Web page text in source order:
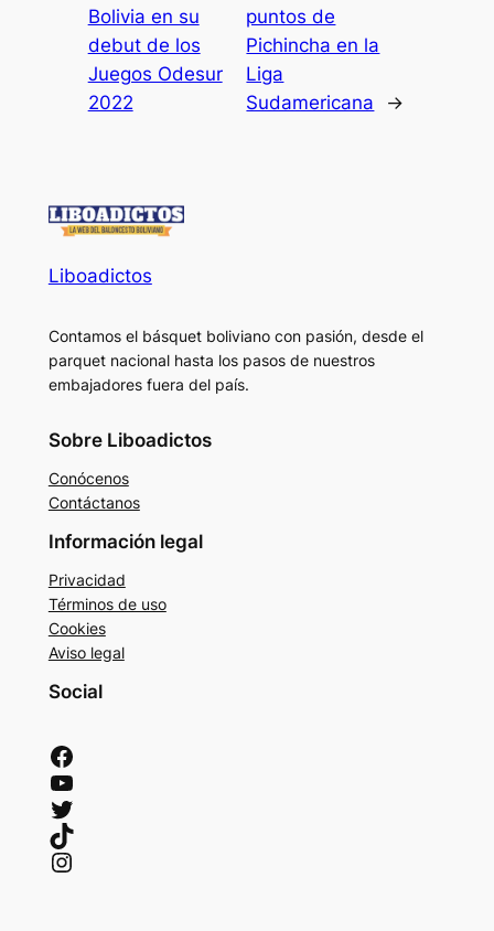
Bolivia en su
debut de los
Juegos Odesur
2022
puntos de
Pichincha en la
Liga
Sudamericana
→
Liboadictos
Contamos el básquet boliviano con pasión, desde el
parquet nacional hasta los pasos de nuestros
embajadores fuera del país.
Sobre Liboadictos
Conócenos
Contáctanos
Información legal
Privacidad
Términos de uso
Cookies
Aviso legal
Social
Facebook
YouTube
Twitter
TikTok
Instagram